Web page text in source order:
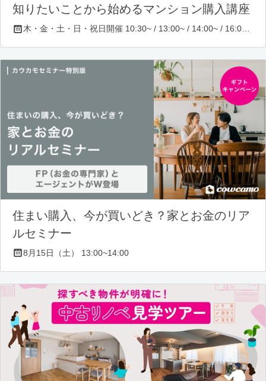
知りたいことから始めるマンション購入講座
木・金・土・日・祝日開催 10:30~ / 13:00~ / 14:00~ / 16:00~ / 17:00~/ 18:30~/ 19:30~
住まい購入、今が買いどき？家とお金のリア
ルセミナー
8月15日（土） 13:00~14:00